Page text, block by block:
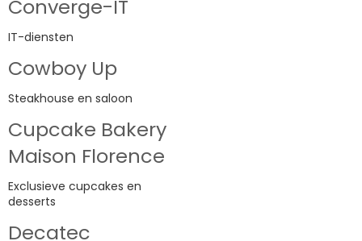
Converge-IT
IT-diensten
Cowboy Up
Steakhouse en saloon
Cupcake Bakery
Maison Florence
Exclusieve cupcakes en
desserts
Decatec